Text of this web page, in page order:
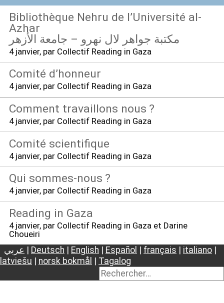
Bibliothèque Nehru de l’Université al-
Azhar
مكتبة جواهر لال نهرو – جامعة الأزهر
4 janvier, par Collectif Reading in Gaza
Comité d’honneur
4 janvier, par Collectif Reading in Gaza
Comment travaillons nous ?
4 janvier, par Collectif Reading in Gaza
Comité scientifique
4 janvier, par Collectif Reading in Gaza
Qui sommes-nous ?
4 janvier, par Collectif Reading in Gaza
Reading in Gaza
4 janvier, par Collectif Reading in Gaza et Darine
Choueiri
عربي
Deutsch English Español français italiano
latviešu
norsk bokmål Tagalog